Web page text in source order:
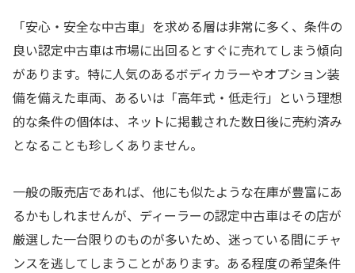
「安心・安全な中古車」を求める層は非常に多く、条件の
良い認定中古車は市場に出回るとすぐに売れてしまう傾向
があります。特に人気のあるボディカラーやオプション装
備を備えた車両、あるいは「高年式・低走行」という理想
的な条件の個体は、ネットに掲載された数日後に売約済み
となることも珍しくありません。
一般の販売店であれば、他にも似たような在庫が豊富にあ
るかもしれませんが、ディーラーの認定中古車はその店が
厳選した一台限りのものが多いため、迷っている間にチャ
ンスを逃してしまうことがあります。ある程度の希望条件